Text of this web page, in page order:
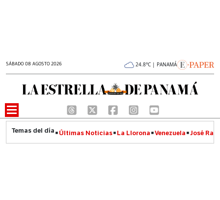
SÁBADO 08 AGOSTO 2026 24.8°C | PANAMÁ
Últimas Noticias La Llorona Venezuela José